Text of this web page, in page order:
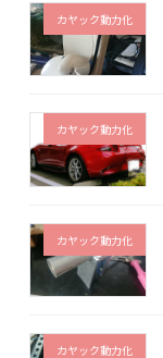
カヤック動力化
カヤック動力化
カヤック動力化
カヤック動力化